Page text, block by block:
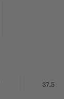
37.5